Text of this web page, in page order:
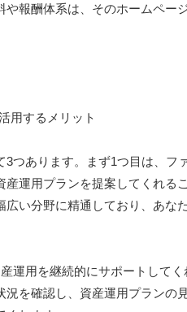
報酬体系は、そのホームペー
3つあります。まず1つ目は、フ
運用プランを提案してくれる
い分野に精通しており、あな
運用を継続的にサポートして
を確認し、資産運用プランの